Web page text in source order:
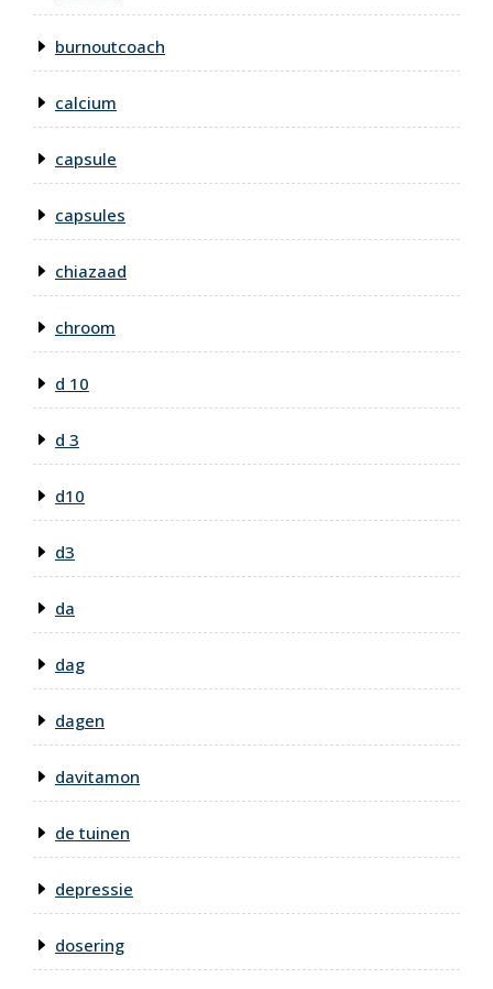
burnoutcoach
calcium
capsule
capsules
chiazaad
chroom
d 10
d 3
d10
d3
da
dag
dagen
davitamon
de tuinen
depressie
dosering